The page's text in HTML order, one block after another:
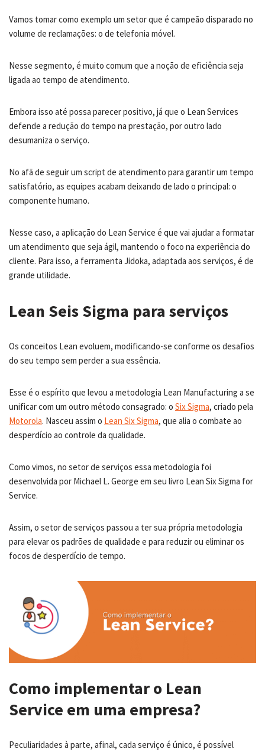
Vamos tomar como exemplo um setor que é campeão disparado no
volume de reclamações: o de telefonia móvel.
Nesse segmento, é muito comum que a noção de eficiência seja
ligada ao tempo de atendimento.
Embora isso até possa parecer positivo, já que o Lean Services
defende a redução do tempo na prestação, por outro lado
desumaniza o serviço.
No afã de seguir um script de atendimento para garantir um tempo
satisfatório, as equipes acabam deixando de lado o principal: o
componente humano.
Nesse caso, a aplicação do Lean Service é que vai ajudar a formatar
um atendimento que seja ágil, mantendo o foco na experiência do
cliente. Para isso, a ferramenta Jidoka, adaptada aos serviços, é de
grande utilidade.
Lean Seis Sigma para serviços
Os conceitos Lean evoluem, modificando-se conforme os desafios
do seu tempo sem perder a sua essência.
Esse é o espírito que levou a metodologia Lean Manufacturing a se
unificar com um outro método consagrado: o Six Sigma, criado pela
Motorola. Nasceu assim o Lean Six Sigma, que alia o combate ao
desperdício ao controle da qualidade.
Como vimos, no setor de serviços essa metodologia foi
desenvolvida por Michael L. George em seu livro Lean Six Sigma for
Service.
Assim, o setor de serviços passou a ter sua própria metodologia
para elevar os padrões de qualidade e para reduzir ou eliminar os
focos de desperdício de tempo.
Como implementar o Lean
Service em uma empresa?
Peculiaridades à parte, afinal, cada serviço é único, é possível